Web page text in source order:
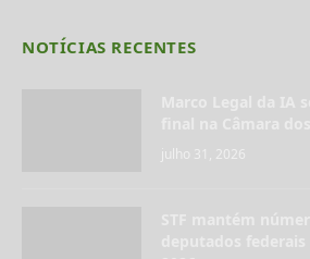
NOTÍCIAS RECENTES
julho 31, 2026